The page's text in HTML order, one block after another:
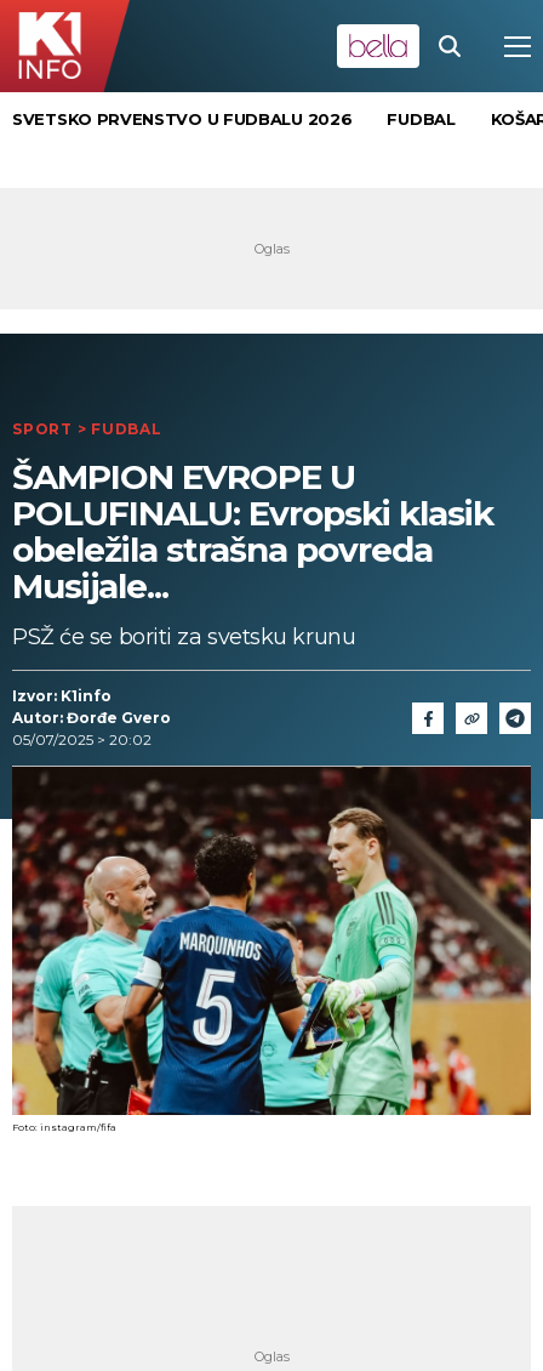
SVETSKO PRVENSTVO U FUDBALU 2026 FUDBAL
SPORT > FUDBAL
ŠAMPION EVROPE U
POLUFINALU: Evropski klasik
obeležila strašna povreda
Musijale...
PSŽ će se boriti za svetsku krunu
Izvor: K1info
Autor: Đorđe Gvero
05/07/2025 > 20:02
Foto: instagram/fifa